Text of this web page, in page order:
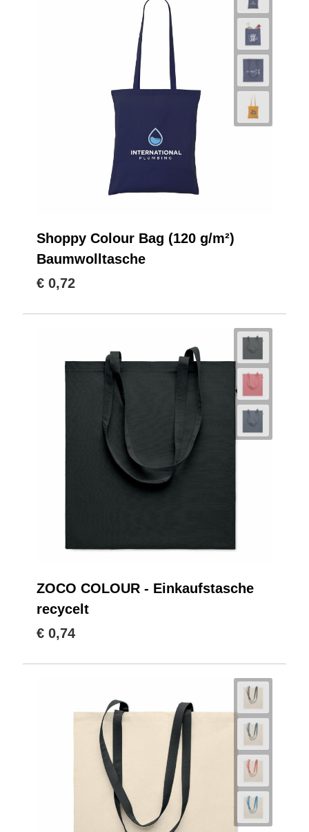
Shoppy Colour Bag (120 g/m²)
Baumwolltasche
€ 0,72
ZOCO COLOUR - Einkaufstasche
recycelt
€ 0,74